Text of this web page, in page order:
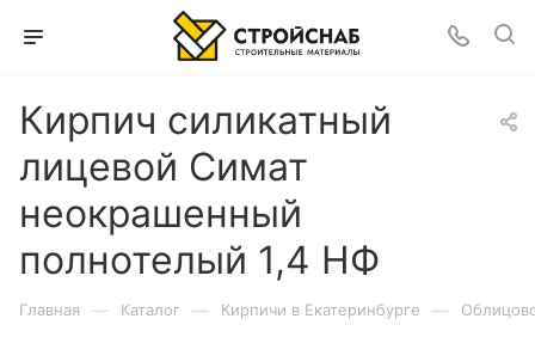
Кирпич силикатный
лицевой Симат
неокрашенный
полнотелый 1,4 НФ
Главная — Каталог — Кирпичи в Екатеринбурге —